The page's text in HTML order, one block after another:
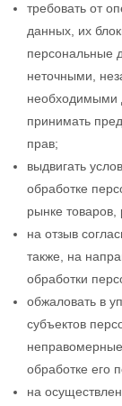
требовать от
данных, их
персональные
неточными,
необходимыми
принимать
прав;
выдвигать
обработке
рынке товаров,
на отзыв
также, на
обработки
обжаловать в
субъектов
обработке его
на